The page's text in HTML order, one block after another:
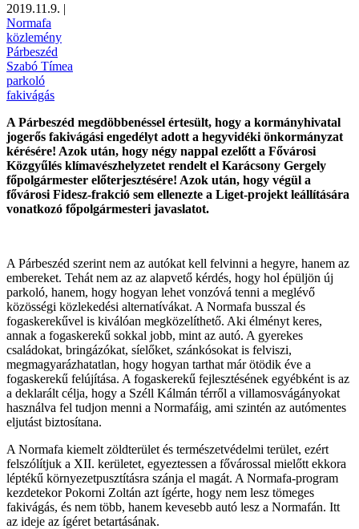
2019.11.9. |
Normafa
közlemény
Párbeszéd
Szabó Tímea
parkoló
fakivágás
A Párbeszéd megdöbbenéssel értesült, hogy a kormányhivatal
jogerős fakivágási engedélyt adott a hegyvidéki önkormányzat
kérésére! Azok után, hogy négy nappal ezelőtt a Fővárosi
Közgyűlés klímavészhelyzetet rendelt el Karácsony Gergely
főpolgármester előterjesztésére! Azok után, hogy végül a
fővárosi Fidesz-frakció sem ellenezte a Liget-projekt leállítására
vonatkozó főpolgármesteri javaslatot.
A Párbeszéd szerint nem az autókat kell felvinni a hegyre, hanem az
embereket. Tehát nem az az alapvető kérdés, hogy hol épüljön új
parkoló, hanem, hogy hogyan lehet vonzóvá tenni a meglévő
közösségi közlekedési alternatívákat. A Normafa busszal és
fogaskerekűvel is kiválóan megközelíthető. Aki élményt keres,
annak a fogaskerekű sokkal jobb, mint az autó. A gyerekes
családokat, bringázókat, síelőket, szánkósokat is felviszi,
megmagyarázhatatlan, hogy hogyan tarthat már ötödik éve a
fogaskerekű felújítása. A fogaskerekű fejlesztésének egyébként is az
a deklarált célja, hogy a Széll Kálmán térről a villamosvágányokat
használva fel tudjon menni a Normafáig, ami szintén az autómentes
eljutást biztosítana.
A Normafa kiemelt zöldterület és természetvédelmi terület, ezért
felszólítjuk a XII. kerületet, egyeztessen a fővárossal mielőtt ekkora
léptékű környezetpusztításra szánja el magát. A Normafa-program
kezdetekor Pokorni Zoltán azt ígérte, hogy nem lesz tömeges
fakivágás, és nem több, hanem kevesebb autó lesz a Normafán. Itt
az ideje az ígéret betartásának.